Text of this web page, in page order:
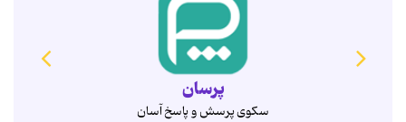
همدم
انتخاب آگاهانه، ازدواج پایدار